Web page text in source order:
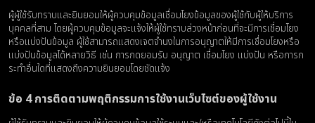
ผู้ผู้ใช้รับทราบและยินยอมให้ผู้ควบคุมข้อมูลเชื่อมโยงข้อมูลของผู้ใช้กับผู้ให้บริการ
บุคคลที่สาม โดยผู้ควบคุมข้อมูลจะแจ้งให้ผู้ใช้ทราบล่วงหน้าก่อนที่จะมีการเชื่อมโยง
หรือแบ่งปันข้อมูล ผู้ใช้สามารถแสดงเจตจำนงในการอนุญาตให้มีการเชื่อมโยงหรือ
แบ่งปันข้อมูลได้หลายวิธี เช่น การกดยอมรับ อนุญาต เชื่อมโยง แบ่งปัน หรือการก
ระทำอื่นใดที่แสดงถึงความยินยอมโดยชัดแจ้ง
ข้อ 4 การติดตามพฤติกรรมการใช้งานเว็บไซต์ของผู้ใช้งาน